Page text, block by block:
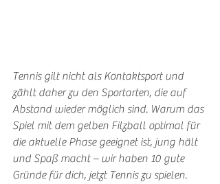
Tennis gilt nicht als Kontaktsport und
zählt daher zu den Sportarten, die auf
Abstand wieder möglich sind. Warum das
Spiel mit dem gelben Filzball optimal für
die aktuelle Phase geeignet ist, jung hält
und Spaß macht – wir haben 10 gute
Gründe für dich, jetzt Tennis zu spielen.